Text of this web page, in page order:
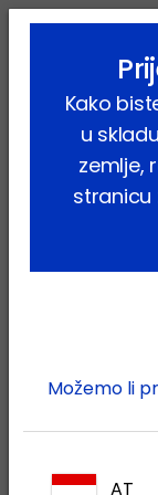
Farmaceutski
lock
Kako
u
zemlje,
stranicu
Možemo li
AT